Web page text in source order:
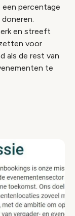
een percentage
en streeft
voor
als de rest van
te